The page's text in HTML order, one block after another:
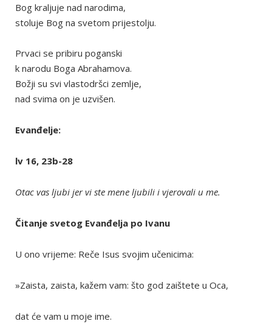
Bog kraljuje nad narodima,
stoluje Bog na svetom prijestolju.
Prvaci se pribiru poganski
k narodu Boga Abrahamova.
Božji su svi vlastodršci zemlje,
nad svima on je uzvišen.
Evanđelje:
lv 16, 23b-28
Otac vas ljubi jer vi ste mene ljubili i vjerovali u me.
Čitanje svetog Evanđelja po Ivanu
U ono vrijeme: Reče Isus svojim učenicima:
»Zaista, zaista, kažem vam: što god zaištete u Oca,
dat će vam u moje ime.